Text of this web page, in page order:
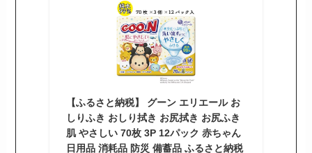
【ふるさと納税】 グーン エリエール お
しりふき おしり拭き お尻拭き お尻ふき
肌 やさしい 70枚 3P 12パック 赤ちゃん
日用品 消耗品 防災 備蓄品 ふるさと納税